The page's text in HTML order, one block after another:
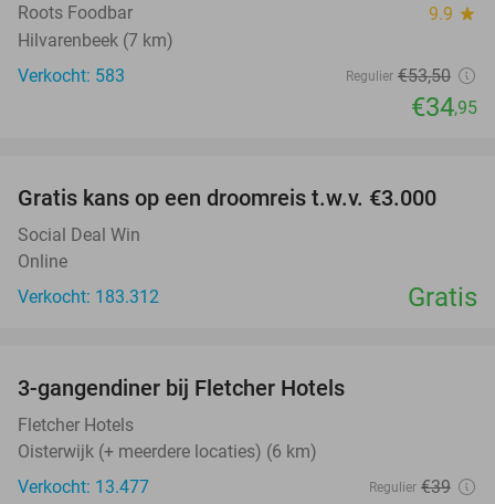
Roots Foodbar 9.9 star
Hilvarenbeek (7 km)
Verkocht: 583
Regulier €53,50
€34,95
Gratis kans op een droomreis t.w.v. €3.000
Social Deal Win
Online
Verkocht: 183.312
Gratis
3-gangendiner bij Fletcher Hotels
Fletcher Hotels
Oisterwijk (+ meerdere locaties) (6 km)
Verkocht: 13.477
Regulier €39